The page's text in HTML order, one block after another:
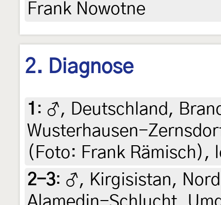
Frank Nowotne
2. Diagnose
1 : ♂, Deutschland,
Wusterhausen-
(Foto: Frank Rämisch),
2-3: ♂, Kirgisistan,